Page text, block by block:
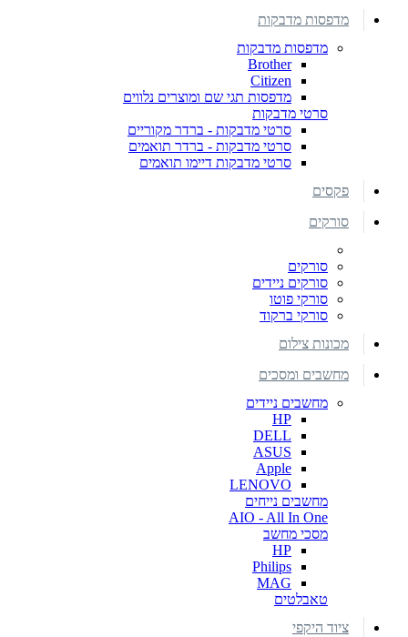
מדפסות מדבקות
מדפסות מדבקות
Brother
Citizen
מדפסות תגי שם ומוצרים נלווים
סרטי מדבקות
סרטי מדבקות - ברדר מקוריים
סרטי מדבקות - ברדר תואמים
סרטי מדבקות דיימו תואמים
פקסים
סורקים
סורקים
סורקים ניידים
סורקי פוטו
סורקי ברקוד
מכונות צילום
מחשבים ומסכים
מחשבים ניידים
HP
DELL
ASUS
Apple
LENOVO
מחשבים נייחים
AIO - All In One
מסכי מחשב
HP
Philips
MAG
טאבלטים
ציוד היקפי